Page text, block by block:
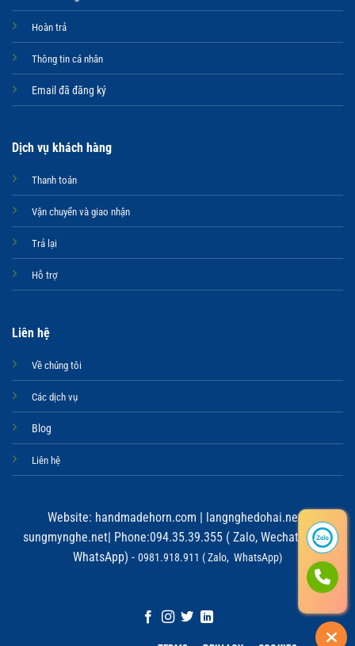
Hoàn trả
Thông tin cá nhân
Email đã đăng ký
Dịch vụ khách hàng
Thanh toán
Vận chuyển và giao nhận
Trả lại
Hỗ trợ
Liên hệ
Về chúng tôi
Các dịch vụ
Blog
Liên hệ
Website: handmadehorn.com | langnghedohai.net
sungmynghe.net| Phone:094.35.39.355 ( Zalo, Wechat, Viber,
WhatsApp) - 0981.918.911 ( Zalo, WhatsApp)